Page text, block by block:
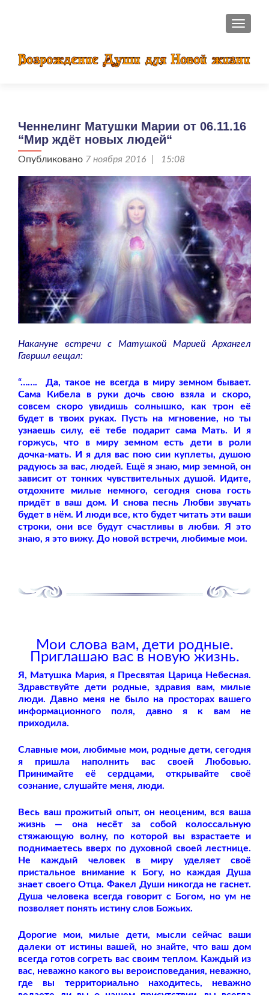
Ченнелинг Матушки Марии от 06.11.16
“Мир ждёт новых людей“
Опубликовано 7 ноября 2016 | 15:08
Накануне встречи с Матушкой Марией Архангел
Гавриил вещал:
“……. Да, такое не всегда в миру земном бывает.
Сама Кибела в руки дочь свою взяла и скоро,
совсем скоро увидишь солнышко, как трон её
будет в твоих руках. Пусть на мгновение, но ты
узнаешь силу, её тебе подарит сама Мать. И я
горжусь, что в миру земном есть дети в роли
дочка-мать. И я для вас пою сии куплеты, душою
радуюсь за вас, людей. Ещё я знаю, мир земной, он
зависит от тонких чувствительных душой. Идите,
отдохните милые немного, сегодня снова гость
придёт в ваш дом. И снова песнь Любви звучать
будет в нём. И люди все, кто будет читать эти ваши
строки, они все будут счастливы в любви. Я это
знаю, я это вижу. До новой встречи, любимые мои.
Мои слова вам, дети родные.
Приглашаю вас в новую жизнь.
Я, Матушка Мария, я Пресвятая Царица Небесная.
Здравствуйте дети родные, здравия вам, милые
люди. Давно меня не было на просторах вашего
информационного поля, давно я к вам не
приходила.
Славные мои, любимые мои, родные дети, сегодня
я пришла наполнить вас своей Любовью.
Принимайте её сердцами, открывайте своё
сознание, слушайте меня, люди.
Весь ваш прожитый опыт, он неоценим, вся ваша
жизнь — она несёт за собой колоссальную
стяжающую волну, по которой вы взрастаете и
поднимаетесь вверх по духовной своей лестнице.
Не каждый человек в миру уделяет своё
пристальное внимание к Богу, но каждая Душа
знает своего Отца. Факел Души никогда не гаснет.
Душа человека всегда говорит с Богом, но ум не
позволяет понять истину слов Божьих.
Дорогие мои, милые дети, мысли сейчас ваши
далеки от истины вашей, но знайте, что ваш дом
всегда готов согреть вас своим теплом. Каждый из
вас, неважно какого вы вероисповедания, неважно,
где вы территориально находитесь, неважно